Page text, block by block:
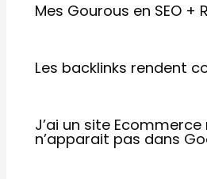
Mes Gourous en SEO +
Les backlinks rendent
J’ai un site Ecommerce
n’apparait pas dans